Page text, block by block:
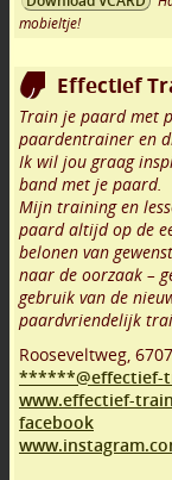
mobieltje!
Effectief
Train je paard met
paardentrainer en
Ik wil jou graag
band met je paard.
Mijn training en
paard altijd op de
belonen van
naar de oorzaak –
gebruik van de
paardvriendelijk
Rooseveltweg,
******@effectief-
www.effectief-
facebook